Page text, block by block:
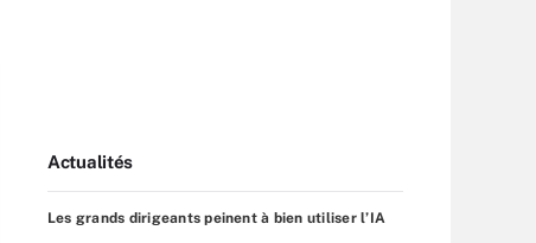
Actualités
Les grands dirigeants peinent à bien utiliser l’IA